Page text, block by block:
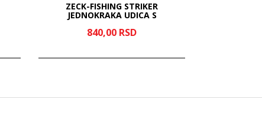
ZECK-FISHING STRIKER
JEDNOKRAKA UDICA S
840,00 RSD